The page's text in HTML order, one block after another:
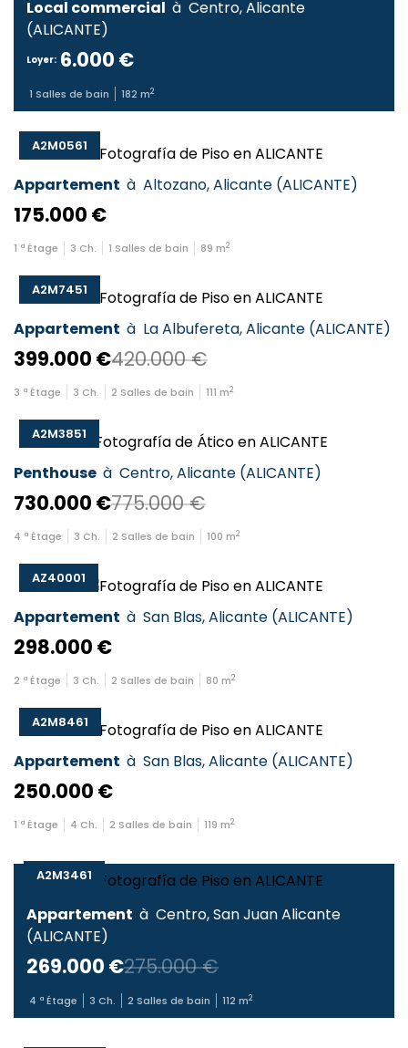
Local commercial à Centro,Alicante
(ALICANTE)
Loyer: 6.000 €
1 Salles de bain 182 m2
A2M0561
Appartement à Altozano,Alicante (ALICANTE)
175.000 €
1 ª Étage 3 Ch. 1 Salles de bain 89 m2
A2M7451
Appartement à La Albufereta,Alicante (ALICANTE)
420.000 €
399.000 €
3 ª Étage 3 Ch. 2 Salles de bain 111 m2
A2M3851
Penthouse à Centro,Alicante (ALICANTE)
775.000 €
730.000 €
4 ª Étage 3 Ch. 2 Salles de bain 100 m2
AZ40001
Appartement à San Blas,Alicante (ALICANTE)
298.000 €
2 ª Étage 3 Ch. 2 Salles de bain 80 m2
A2M8461
Appartement à San Blas,Alicante (ALICANTE)
250.000 €
1 ª Étage 4 Ch. 2 Salles de bain 119 m2
A2M3461
Appartement à Centro,San Juan Alicante
(ALICANTE)
275.000 €
269.000 €
4 ª Étage 3 Ch. 2 Salles de bain 112 m2